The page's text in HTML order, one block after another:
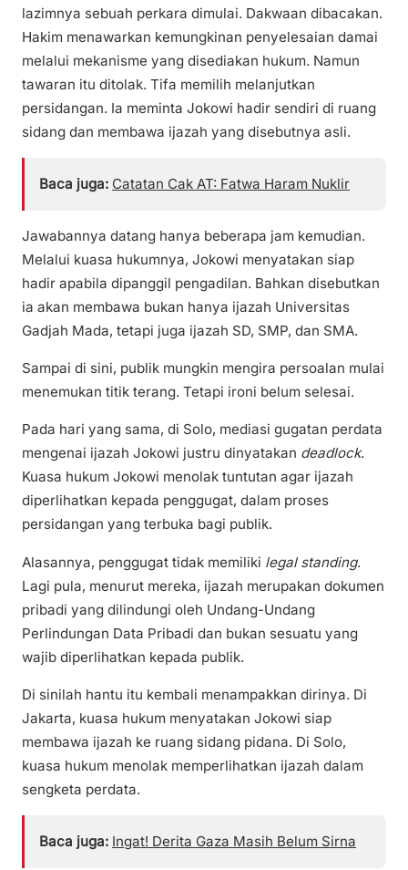
lazimnya sebuah perkara dimulai. Dakwaan dibacakan.
Hakim menawarkan kemungkinan penyelesaian damai
melalui mekanisme yang disediakan hukum. Namun
tawaran itu ditolak. Tifa memilih melanjutkan
persidangan. Ia meminta Jokowi hadir sendiri di ruang
sidang dan membawa ijazah yang disebutnya asli.
Baca juga: Catatan Cak AT: Fatwa Haram Nuklir
Jawabannya datang hanya beberapa jam kemudian.
Melalui kuasa hukumnya, Jokowi menyatakan siap
hadir apabila dipanggil pengadilan. Bahkan disebutkan
ia akan membawa bukan hanya ijazah Universitas
Gadjah Mada, tetapi juga ijazah SD, SMP, dan SMA.
Sampai di sini, publik mungkin mengira persoalan mulai
menemukan titik terang. Tetapi ironi belum selesai.
Pada hari yang sama, di Solo, mediasi gugatan perdata
mengenai ijazah Jokowi justru dinyatakan deadlock.
Kuasa hukum Jokowi menolak tuntutan agar ijazah
diperlihatkan kepada penggugat, dalam proses
persidangan yang terbuka bagi publik.
Alasannya, penggugat tidak memiliki legal standing.
Lagi pula, menurut mereka, ijazah merupakan dokumen
pribadi yang dilindungi oleh Undang-Undang
Perlindungan Data Pribadi dan bukan sesuatu yang
wajib diperlihatkan kepada publik.
Di sinilah hantu itu kembali menampakkan dirinya. Di
Jakarta, kuasa hukum menyatakan Jokowi siap
membawa ijazah ke ruang sidang pidana. Di Solo,
kuasa hukum menolak memperlihatkan ijazah dalam
sengketa perdata.
Baca juga: Ingat! Derita Gaza Masih Belum Sirna